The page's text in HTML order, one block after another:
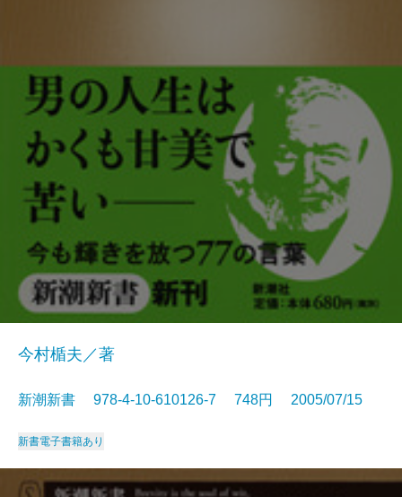
今村楯夫／著
新潮新書 978-4-10-610126-7 748円 2005/07/15
新書電子書籍あり